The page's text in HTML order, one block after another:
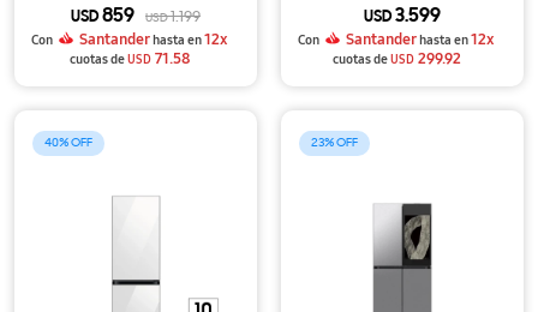
SmartThings y AI Energy
RT38DG6730S9
USD 859 USD1.199
Con
Santanderhasta en12x
cuotas deUSD 71.58
con Dispensador de Agua y
Hielo RF27CG5910B1
USD 3.599
Con Santanderhasta en12x
cuotas deUSD 299.92
40 23